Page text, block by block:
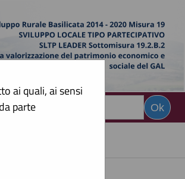
ai quali, ai sensi
parte